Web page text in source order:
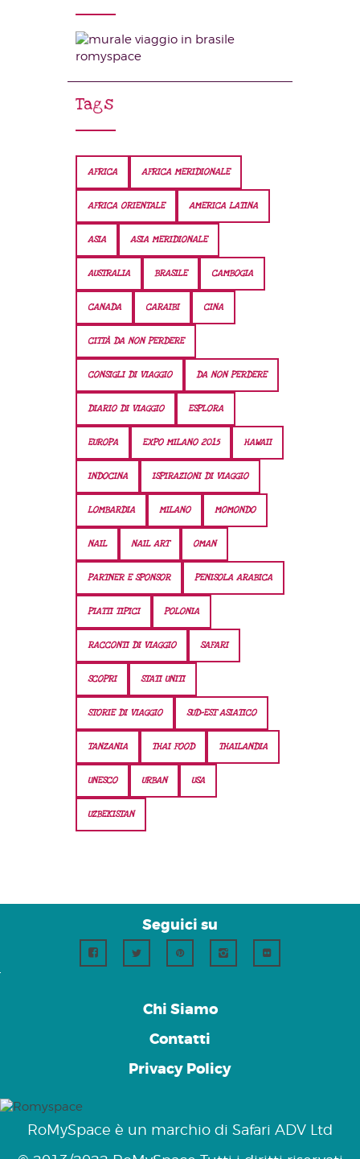
Tags
AFRICA AFRICA MERIDIONALE
AFRICA ORIENTALE AMERICA LATINA
ASIA ASIA MERIDIONALE
AUSTRALIA BRASILE CAMBOGIA
CANADA CARAIBI CINA
CITTÀ DA NON PERDERE
CONSIGLI DI VIAGGIO DA NON PERDERE
DIARIO DI VIAGGIO ESPLORA
EUROPA EXPO MILANO 2015 HAWAII
INDOCINA ISPIRAZIONI DI VIAGGIO
LOMBARDIA MILANO MOMONDO
NAIL NAIL ART OMAN
PARTNER E SPONSOR PENISOLA ARABICA
PIATTI TIPICI POLONIA
RACCONTI DI VIAGGIO SAFARI
SCOPRI STATI UNITI
STORIE DI VIAGGIO SUD-EST ASIATICO
TANZANIA THAI FOOD THAILANDIA
UNESCO URBAN USA
UZBEKISTAN
Seguici su
Chi Siamo
Contatti
Privacy Policy
RoMySpace è un marchio di Safari ADV Ltd